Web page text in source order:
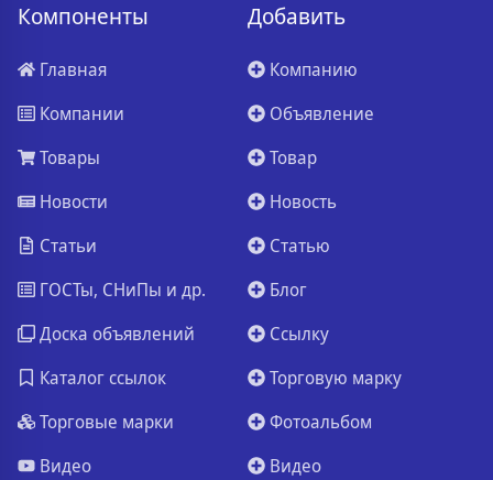
Компоненты
Главная
Компании
Товары
Новости
Статьи
ГОСТы, СНиПы и др.
Доска объявлений
Каталог ссылок
Торговые марки
Видео
Добавить
Компанию
Объявление
Товар
Новость
Статью
Блог
Ссылку
Торговую марку
Фотоальбом
Видео